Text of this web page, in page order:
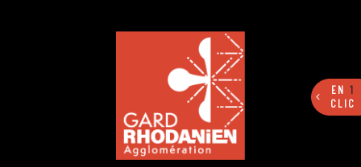
EN1
CLIC